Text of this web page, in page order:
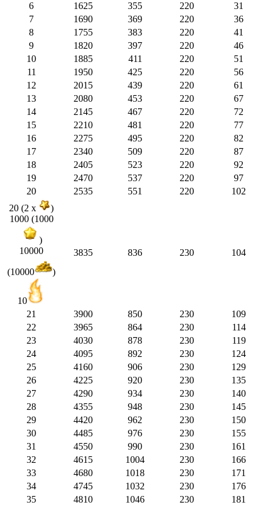
6
1625 355 220
31
7
1690 369 220
36
8
1755 383 220
41
9
1820 397 220
46
10
1885 411 220
51
11
1950 425 220
56
12
2015 439 220
61
13
2080 453 220
67
14
2145 467 220
72
15
2210 481 220
77
16
2275 495 220
82
17
2340 509 220
87
18
2405 523 220
92
19
2470 537 220
97
20
2535 551 220
102
20 (2 x
)
1000 (1000
)
10000
(10000 )
10
3835 836 230 104
21 3900 850 230
109
22
3965 864 230
114
23
4030 878 230
119
24
4095 892 230
124
25
4160 906 230
129
26
4225 920 230
135
27
4290 934 230
140
28
4355 948 230
145
29
4420 962 230
150
30
4485 976 230
155
31
4550 990 230
161
32
4615 1004 230
166
33
4680 1018 230
171
34
4745 1032 230
176
35
4810 1046 230 181